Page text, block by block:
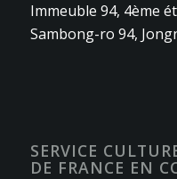
Immeuble 94, 4ème
Sambong-ro 94,
SERVICE
DE FRANCE EN